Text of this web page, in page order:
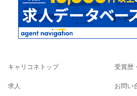
キャリコネトップ
求人
受賞歴
お問い